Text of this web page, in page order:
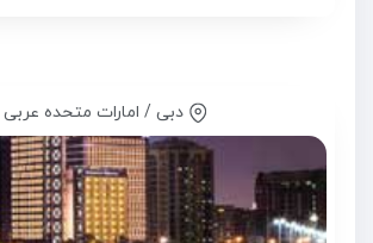
دبی / امارات متحده عربی